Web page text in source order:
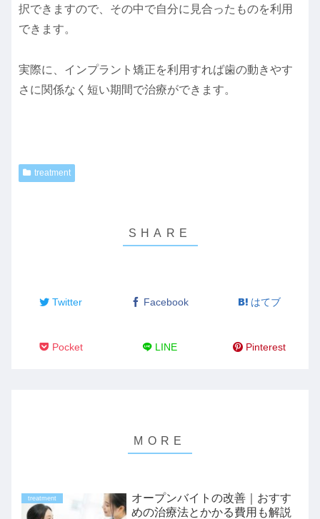
択できますので、その中で自分に見合ったものを利用
できます。
実際に、インプラント矯正を利用すれば歯の動きやす
さに関係なく短い期間で治療ができます。
treatment
Twitter Facebook はてブ
Pocket LINE Pinterest
treatment
オープンバイトの改善｜おすす
めの治療法とかかる費用も解説